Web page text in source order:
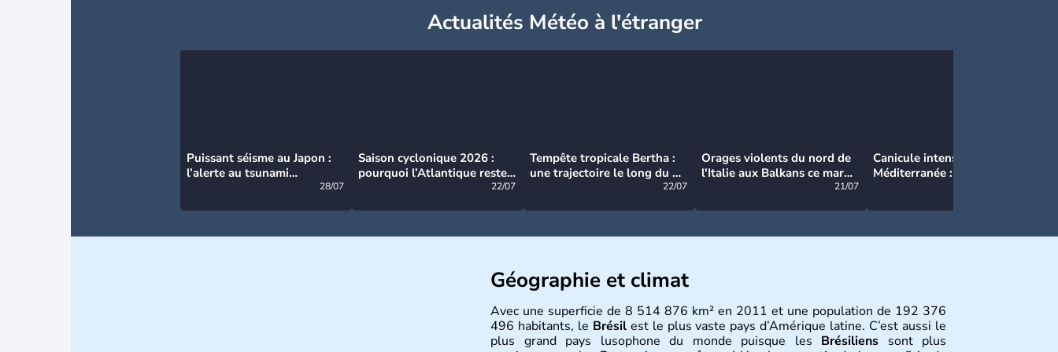
Actualités Météo à l'étranger
Puissant séisme au Japon :
l’alerte au tsunami
28/07
Saison cyclonique 2026 :
pourquoi l’Atlantique reste
22/07
Tempête tropicale Bertha :
une trajectoire le long du du
22/07
Orages violents du nord de
l'Italie aux Balkans ce mardi
21/07
Canicule intense en
Méditerranée : près de 50°C
Géographie et climat
Avec une superficie de 8 514 876 km² en 2011 et une population de 192 376
496 habitants, le Brésilest le plus vaste pays d’Amérique latine. C’est aussi le
plus grand pays lusophone du monde puisque les Brésiliens sont plus